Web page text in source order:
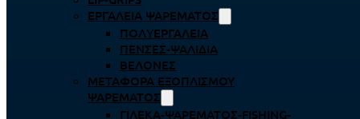
EΡΓΑΛΕΊΑ ΨΑΡΈΜΑΤΟΣ
ΠΟΛΥΕΡΓΑΛΕΊΑ
ΠΈΝΣΕΣ-ΨΑΛΊΔΙΑ
ΒΕΛΌΝΕΣ
ΜΕΤΑΦΟΡΆ ΕΞΟΠΛΙΣΜΟΎ
ΨΑΡΈΜΑΤΟΣ
ΓΙΛΈΚΑ-ΨΑΡΈΜΑΤΟΣ-FISHING-